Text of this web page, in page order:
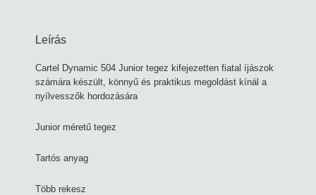
Leírás
Cartel Dynamic 504 Junior tegez kifejezetten fiatal íjászok
számára készült, könnyű és praktikus megoldást kínál a
nyílvesszők hordozására
Junior méretű tegez
Tartós anyag
Több rekesz